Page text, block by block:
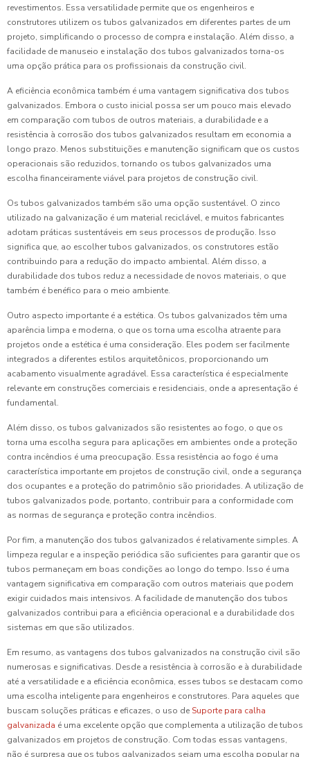
revestimentos. Essa versatilidade permite que os engenheiros e
construtores utilizem os tubos galvanizados em diferentes partes de um
projeto, simplificando o processo de compra e instalação. Além disso, a
facilidade de manuseio e instalação dos tubos galvanizados torna-os
uma opção prática para os profissionais da construção civil.
A eficiência econômica também é uma vantagem significativa dos tubos
galvanizados. Embora o custo inicial possa ser um pouco mais elevado
em comparação com tubos de outros materiais, a durabilidade e a
resistência à corrosão dos tubos galvanizados resultam em economia a
longo prazo. Menos substituições e manutenção significam que os custos
operacionais são reduzidos, tornando os tubos galvanizados uma
escolha financeiramente viável para projetos de construção civil.
Os tubos galvanizados também são uma opção sustentável. O zinco
utilizado na galvanização é um material reciclável, e muitos fabricantes
adotam práticas sustentáveis em seus processos de produção. Isso
significa que, ao escolher tubos galvanizados, os construtores estão
contribuindo para a redução do impacto ambiental. Além disso, a
durabilidade dos tubos reduz a necessidade de novos materiais, o que
também é benéfico para o meio ambiente.
Outro aspecto importante é a estética. Os tubos galvanizados têm uma
aparência limpa e moderna, o que os torna uma escolha atraente para
projetos onde a estética é uma consideração. Eles podem ser facilmente
integrados a diferentes estilos arquitetônicos, proporcionando um
acabamento visualmente agradável. Essa característica é especialmente
relevante em construções comerciais e residenciais, onde a apresentação é
fundamental.
Além disso, os tubos galvanizados são resistentes ao fogo, o que os
torna uma escolha segura para aplicações em ambientes onde a proteção
contra incêndios é uma preocupação. Essa resistência ao fogo é uma
característica importante em projetos de construção civil, onde a segurança
dos ocupantes e a proteção do patrimônio são prioridades. A utilização de
tubos galvanizados pode, portanto, contribuir para a conformidade com
as normas de segurança e proteção contra incêndios.
Por fim, a manutenção dos tubos galvanizados é relativamente simples. A
limpeza regular e a inspeção periódica são suficientes para garantir que os
tubos permaneçam em boas condições ao longo do tempo. Isso é uma
vantagem significativa em comparação com outros materiais que podem
exigir cuidados mais intensivos. A facilidade de manutenção dos tubos
galvanizados contribui para a eficiência operacional e a durabilidade dos
sistemas em que são utilizados.
Em resumo, as vantagens dos tubos galvanizados na construção civil são
numerosas e significativas. Desde a resistência à corrosão e à durabilidade
até a versatilidade e a eficiência econômica, esses tubos se destacam como
uma escolha inteligente para engenheiros e construtores. Para aqueles que
buscam soluções práticas e eficazes, o uso de Suporte para calha
galvanizada é uma excelente opção que complementa a utilização de tubos
galvanizados em projetos de construção. Com todas essas vantagens,
não é surpresa que os tubos galvanizados sejam uma escolha popular na